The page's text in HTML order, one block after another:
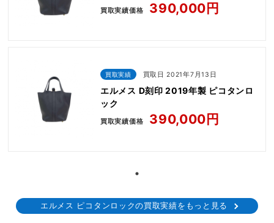
買取実績価格 390,000円
買取実績 買取日 2021年7月13日
エルメス D刻印 2019年製 ピコタンロ
ック
買取実績価格 390,000円
エルメス ピコタンロックの買取実績をもっと見る